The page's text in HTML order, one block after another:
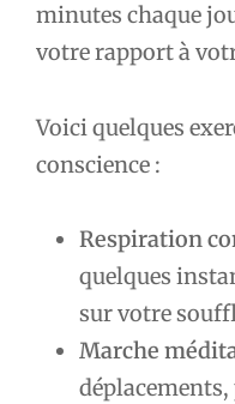
minutes chaque
votre rapport à
Voici quelques
conscience :
Respiration
quelques
sur votre
Marche